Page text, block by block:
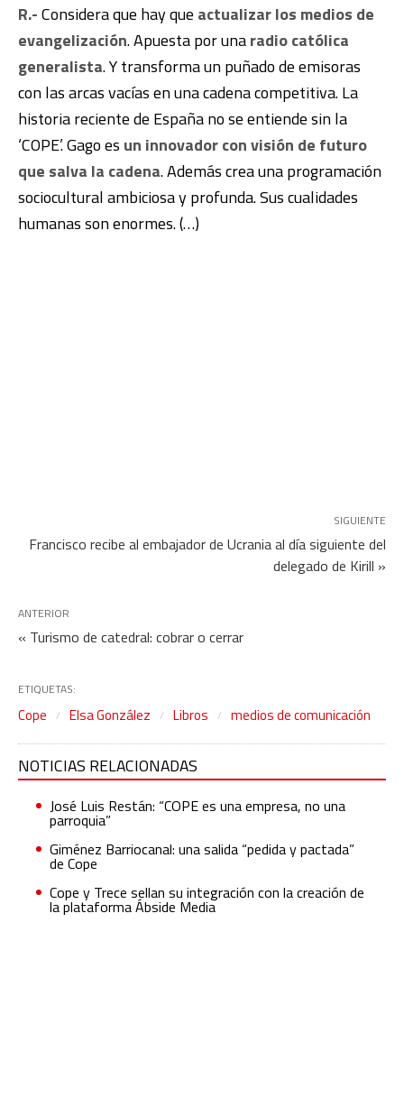
R.-Considera que hay que actualizar los medios de
evangelización. Apuesta por unaradio católica
generalista. Y transforma un puñado de emisoras
con las arcas vacías en una cadena competitiva. La
historia reciente de España no se entiende sin la
‘COPE’. Gago es un innovador con visión de futuro
que salva la cadena. Además crea una programación
sociocultural ambiciosa y profunda. Sus cualidades
humanas son enormes. (…)
SIGUIENTE
Francisco recibe al embajador de Ucrania al día siguiente del
delegado de Kirill »
ANTERIOR
« Turismo de catedral: cobrar o cerrar
ETIQUETAS:
Cope Elsa González Libros medios de comunicación
NOTICIAS RELACIONADAS
José Luis Restán: “COPE es una empresa, no una
parroquia”
Giménez Barriocanal: una salida “pedida y pactada”
de Cope
Cope y Trece sellan su integración con la creación de
la plataforma Ábside Media